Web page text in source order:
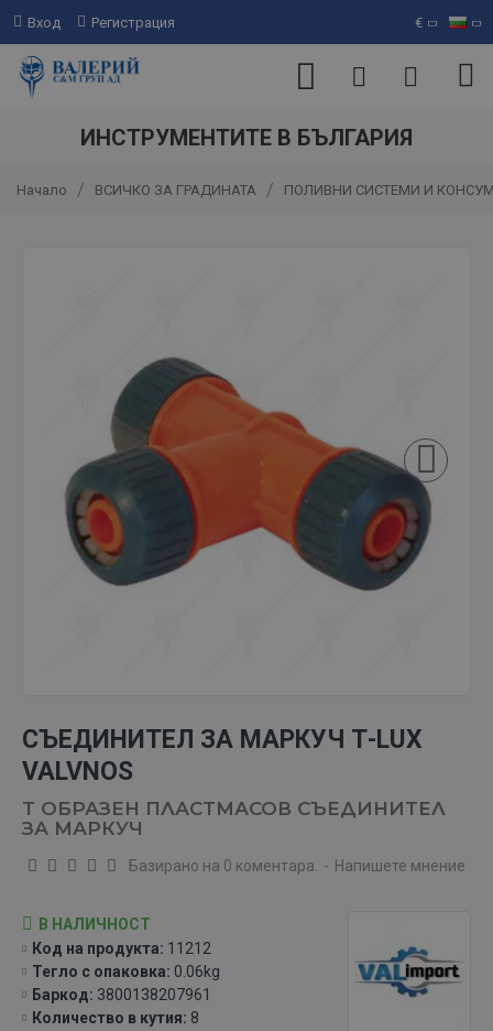
Вход Регистрация €
ИНСТРУМЕНТИТЕ В БЪЛГАРИЯ
Начало ВСИЧКО ЗА ГРАДИНАТА ПОЛИВНИ СИСТЕМИ И
СЪЕДИНИТЕЛ ЗА МАРКУЧ Т-LUX
VALVNOS
Т ОБРАЗЕН ПЛАСТМАСОВ СЪЕДИНИТЕЛ
ЗА МАРКУЧ
В НАЛИЧНОСТ
Код на продукта: 11212
Тегло с опаковка: 0.06kg
Баркод: 3800138207961
Количество в кутия: 8
Базирано на 0 коментара. - Напишете мнение